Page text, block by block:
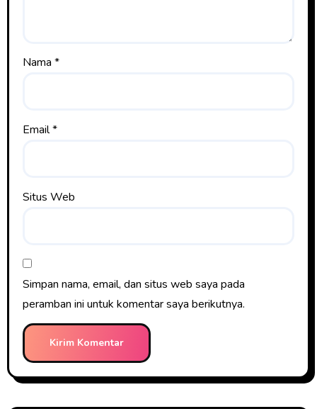
Nama *
Email*
Situs Web
Simpan nama, email, dan situs web saya pada
peramban ini untuk komentar saya berikutnya.